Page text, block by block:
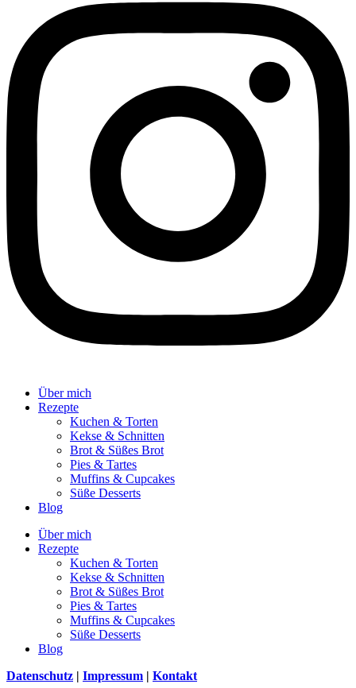
Über mich
Rezepte
Kuchen & Torten
Kekse & Schnitten
Brot & Süßes Brot
Pies & Tartes
Muffins & Cupcakes
Süße Desserts
Blog
Über mich
Rezepte
Kuchen & Torten
Kekse & Schnitten
Brot & Süßes Brot
Pies & Tartes
Muffins & Cupcakes
Süße Desserts
Blog
Datenschutz | Impressum | Kontakt